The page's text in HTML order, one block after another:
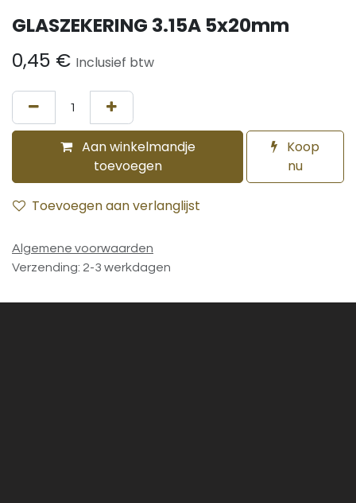
GLASZEKERING 3.15A 5x20mm
0,45 € Inclusief btw
Aan winkelmandje
toevoegen
Koop
nu
Toevoegen aan verlanglijst
Algemene voorwaarden
Verzending: 2-3 werkdagen